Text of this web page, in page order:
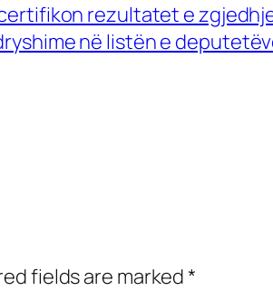
rezultatet e
në listën e
fields are marked*